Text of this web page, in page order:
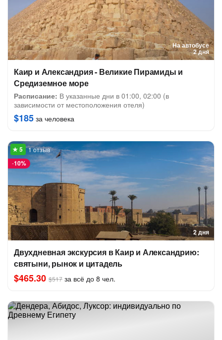
На автобусе
2 дня
Каир и Александрия - Великие Пирамиды и
Средиземное море
Расписание: В указанные дни в 01:00, 02:00 (в
зависимости от местоположения отеля)
$185 за человека
2 дня
-10%
1 отзыв
Двухдневная экскурсия в Каир и Александрию:
святыни, рынок и цитадель
$465.30 $517 за всё до 8 чел.